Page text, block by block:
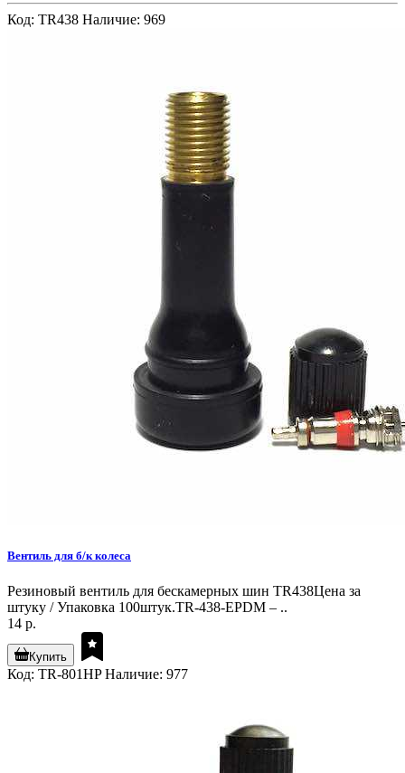
Код: TR438 Наличие: 969
Вентиль для б/к колеса
Резиновый вентиль для бескамерных шин TR438Цена за
штуку / Упаковка 100штук.TR-438-EPDM – ..
14 р.
Купить
Код: TR-801HP Наличие: 977